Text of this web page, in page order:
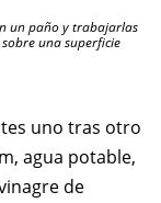
un paño y trabajarlas
una superficie
uno tras otro
agua potable,
de